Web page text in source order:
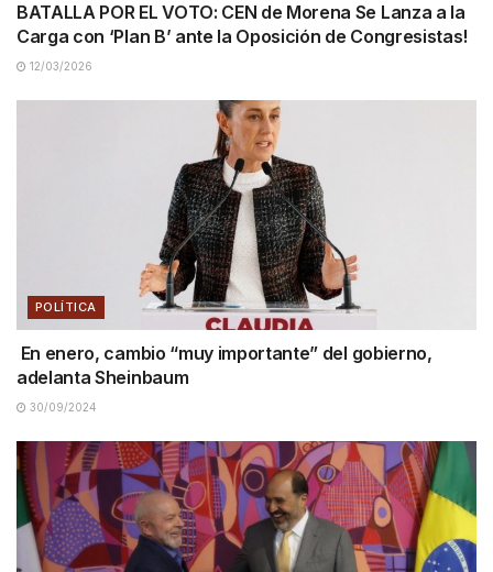
BATALLA POR EL VOTO: CEN de Morena Se Lanza a la
Carga con ‘Plan B’ ante la Oposición de Congresistas!
12/03/2026
POLÍTICA
En enero, cambio “muy importante” del gobierno,
adelanta Sheinbaum
30/09/2024